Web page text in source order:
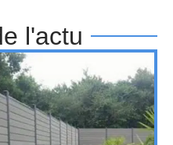
l'actu